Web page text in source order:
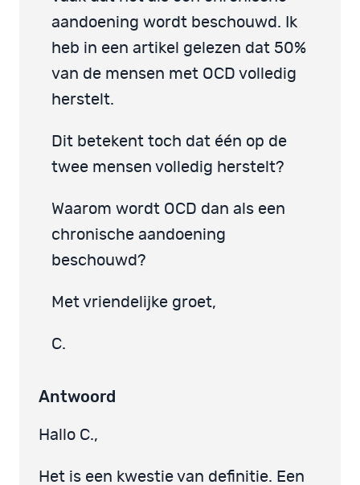
aandoening wordt beschouwd. Ik
heb in een artikel gelezen dat 50%
van de mensen met OCD volledig
herstelt.
Dit betekent toch dat één op de
twee mensen volledig herstelt?
Waarom wordt OCD dan als een
chronische aandoening
beschouwd?
Met vriendelijke groet,
C.
Antwoord
Hallo C.,
Het is een kwestie van definitie. Een